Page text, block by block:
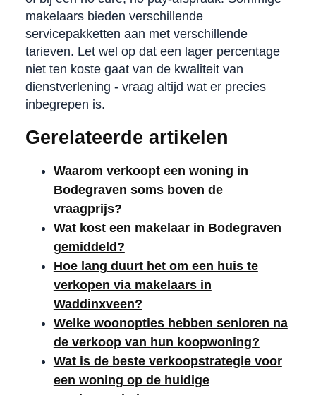
makelaars bieden verschillende
servicepakketten aan met verschillende
tarieven. Let wel op dat een lager percentage
niet ten koste gaat van de kwaliteit van
dienstverlening - vraag altijd wat er precies
inbegrepen is.
Gerelateerde artikelen
Waarom verkoopt een woning in
Bodegraven soms boven de
vraagprijs?
Wat kost een makelaar in Bodegraven
gemiddeld?
Hoe lang duurt het om een huis te
verkopen via makelaars in
Waddinxveen?
Welke woonopties hebben senioren na
de verkoop van hun koopwoning?
Wat is de beste verkoopstrategie voor
een woning op de huidige